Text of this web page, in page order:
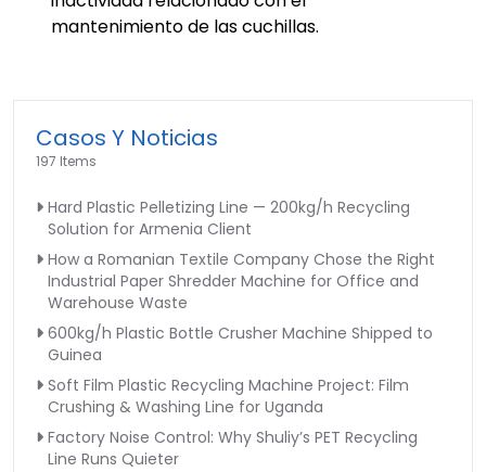
mantenimiento de las cuchillas.
Casos Y Noticias
197 Items
Hard Plastic Pelletizing Line — 200kg/h Recycling
Solution for Armenia Client
How a Romanian Textile Company Chose the Right
Industrial Paper Shredder Machine for Office and
Warehouse Waste
600kg/h Plastic Bottle Crusher Machine Shipped to
Guinea
Soft Film Plastic Recycling Machine Project: Film
Crushing & Washing Line for Uganda
Factory Noise Control: Why Shuliy’s PET Recycling
Line Runs Quieter